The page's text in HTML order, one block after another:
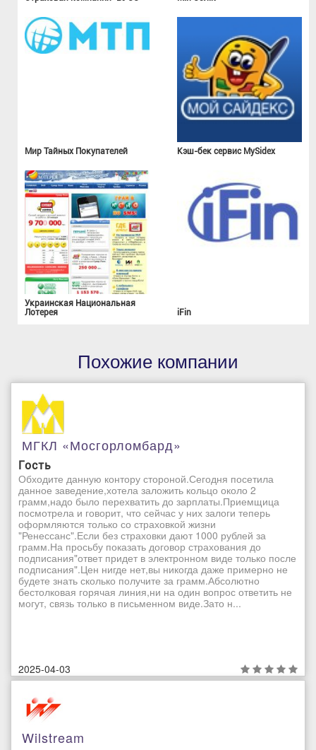
Мир Тайных Покупателей Кэш-бек сервис MySidex
Украинская Национальная
Лотерея
iFin
Похожие компании
МГКЛ «Мосгорломбард»
Гость
Обходите данную контору стороной.Сегодня посетила
данное заведение,хотела заложить кольцо около 2
грамм,надо было перехватить до зарплаты.Приемщица
посмотрела и говорит, что сейчас у них залоги теперь
оформляются только со страховкой жизни
"Ренессанс".Если без страховки дают 1000 рублей за
грамм.На просьбу показать договор страхования до
подписания"ответ придет в электронном виде только после
подписания".Цен нигде нет,вы никогда даже примерно не
будете знать сколько получите за грамм.Абсолютно
бестолковая горячая линия,ни на один вопрос ответить не
могут, связь только в письменном виде.Зато н...
2025-04-03
Wilstream